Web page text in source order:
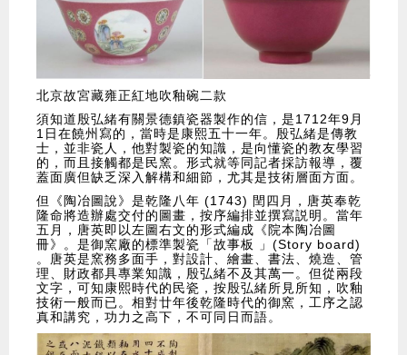
北京故宮藏雍正紅地吹釉碗二款
須知道殷弘緒有關景德鎮瓷器製作的信，是1712年9月
1日在饒州寫的，當時是康熙五十一年。殷弘緒是傳教
士，並非瓷人，他對製瓷的知識，是向懂瓷的教友學習
的，而且接觸都是民窯。形式就等同記者採訪報導，覆
蓋面廣但缺乏深入解構和細節，尤其是技術層面方面。
但《陶冶圖說》是乾隆八年 (1743) 閏四月，唐英奉乾
隆命將造辦處交付的圖畫，按序編排並撰寫説明。當年
五月，唐英即以左圖右文的形式編成《院本陶冶圖
冊》。是御窯廠的標準製瓷「故事板 」(Story board)
。唐英是窯務多面手，對設計、繪畫、書法、燒造、管
理、財政都具專業知識，殷弘緒不及其萬一。但從兩段
文字，可知康熙時代的民瓷，按殷弘緒所見所知，吹釉
技術一般而已。相對廿年後乾隆時代的御窯，工序之認
真和講究，功力之高下，不可同日而語。